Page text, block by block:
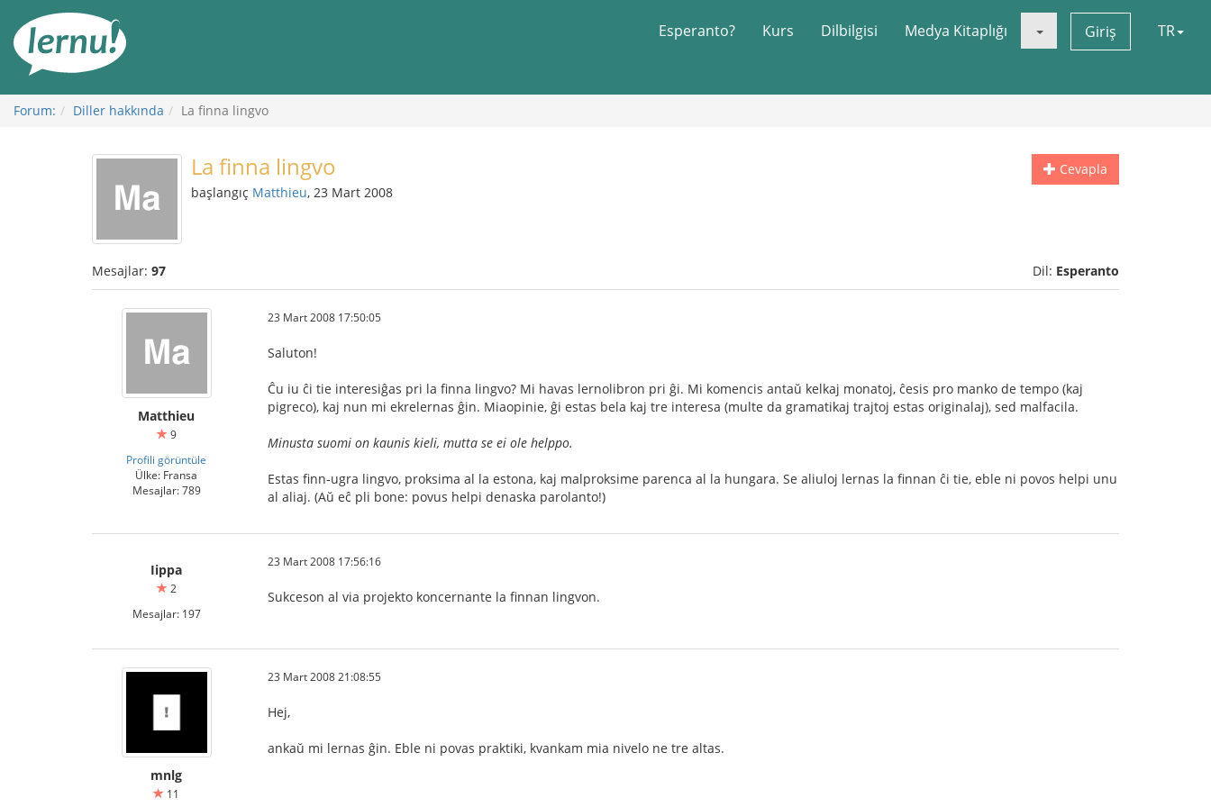
Görüntüleme
Esperanto? Kurs Dilbilgisi Medya Kitaplığı Giriş TR
Forum: Diller hakkında La finna lingvo
Cevapla
La finna lingvo
başlangıç Matthieu, 23 Mart 2008
Mesajlar: 97 Dil: Esperanto
Matthieu
9
Profili görüntüle
Ülke: Fransa
Mesajlar: 789
23 Mart 2008 17:50:05
Saluton!
Ĉu iu ĉi tie interesiĝas pri la finna lingvo? Mi havas lernolibron pri ĝi. Mi komencis antaŭ kelkaj monatoj, ĉesis pro manko de tempo (kaj
pigreco), kaj nun mi ekrelernas ĝin. Miaopinie, ĝi estas bela kaj tre interesa (multe da gramatikaj trajtoj estas originalaj), sed malfacila.
Minusta suomi on kaunis kieli, mutta se ei ole helppo.
Estas finn-ugra lingvo, proksima al la estona, kaj malproksime parenca al la hungara. Se aliuloj lernas la finnan ĉi tie, eble ni povos helpi unu
al aliaj. (Aŭ eĉ pli bone: povus helpi denaska parolanto!)
Iippa
2
Mesajlar: 197
23 Mart 2008 17:56:16
Sukceson al via projekto koncernante la finnan lingvon.
mnlg
11
23 Mart 2008 21:08:55
Hej,
ankaŭ mi lernas ĝin. Eble ni povas praktiki, kvankam mia nivelo ne tre altas.